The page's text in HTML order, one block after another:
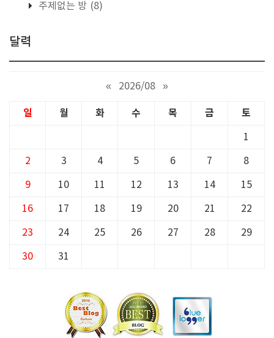
주제없는 방 (8)
달력
« 2026/08 »
일 월 화 수 목 금 토
1
2 3 4 5 6 7 8
9 10 11 12 13 14 15
16 17 18 19 20 21 22
23 24 25 26 27 28 29
30 31